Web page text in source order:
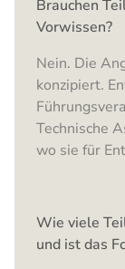
Brauchen
Vorwissen?
Nein. Die
konzipiert.
Technische
wo sie für
Wie viele
und ist das